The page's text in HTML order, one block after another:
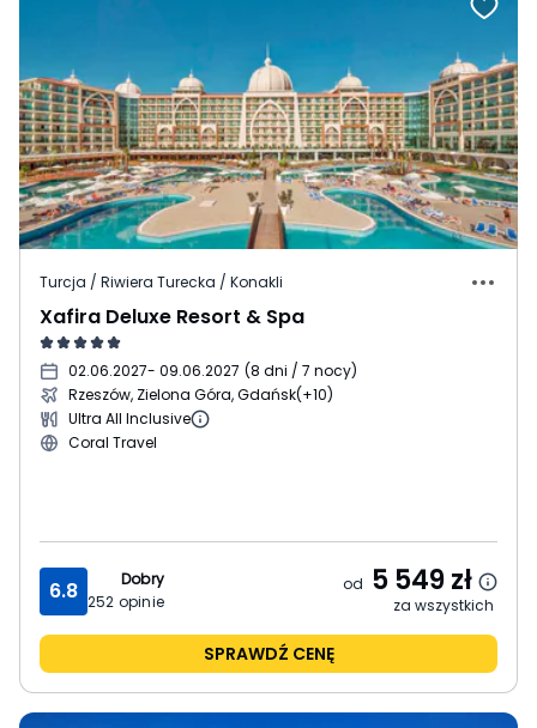
Turcja / Riwiera Turecka / Konakli
Xafira Deluxe Resort & Spa
02.06.2027- 09.06.2027 (8 dni / 7 nocy)
Rzeszów, Zielona Góra, Gdańsk(+10)
Ultra All Inclusive
Coral Travel
6.8
Dobry
252 opinie
od 5 549zł
za wszystkich
SPRAWDŹ CENĘ